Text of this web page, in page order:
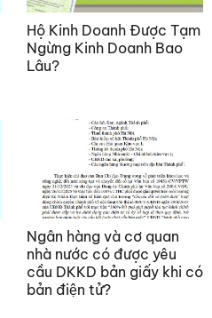
Hộ Kinh Doanh Được Tạm
Ngừng Kinh Doanh Bao
Lâu?
Ngân hàng và cơ quan
nhà nước có được yêu
cầu DKKD bản giấy khi có
bản điện tử?